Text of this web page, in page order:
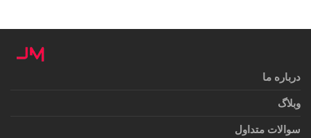
درباره ما
وبلاگ
سوالات متداول